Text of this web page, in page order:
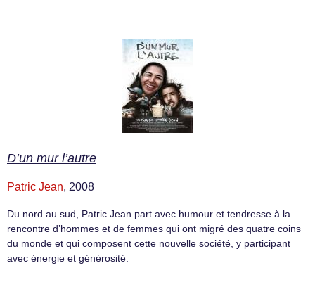
D’un mur l’autre
Patric Jean, 2008
Du nord au sud, Patric Jean part avec humour et tendresse à la
rencontre d’hommes et de femmes qui ont migré des quatre coins
du monde et qui composent cette nouvelle société, y participant
avec énergie et générosité.